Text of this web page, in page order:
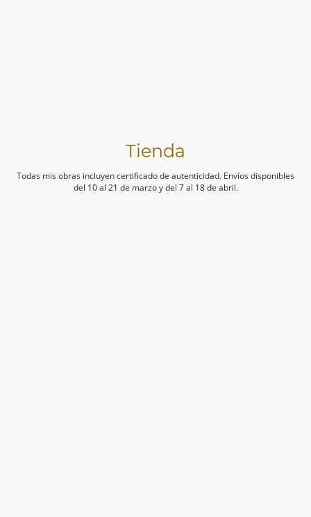
Tienda
Todas mis obras incluyen certificado de autenticidad. Envíos disponibles
del 10 al 21 de marzo y del 7 al 18 de abril.